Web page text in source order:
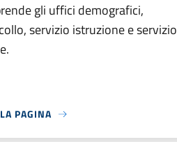
gli uffici demografici,
servizio istruzione e servizio
PAGINA